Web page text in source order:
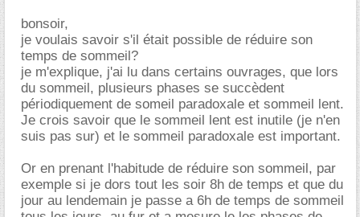
bonsoir,
je voulais savoir s'il était possible de réduire son
temps de sommeil?
je m'explique, j'ai lu dans certains ouvrages, que lors
du sommeil, plusieurs phases se succèdent
périodiquement de someil paradoxale et sommeil lent.
Je crois savoir que le sommeil lent est inutile (je n'en
suis pas sur) et le sommeil paradoxale est important.
Or en prenant l'habitude de réduire son sommeil, par
exemple si je dors tout les soir 8h de temps et que du
jour au lendemain je passe a 6h de temps de sommeil